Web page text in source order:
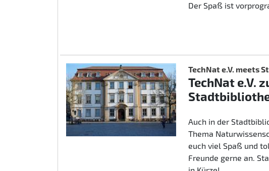
Der Spaß ist
TechNat e.V. meets
TechNat e.V.
Auch in der
Thema
euch viel Spaß und
Freunde gerne an.